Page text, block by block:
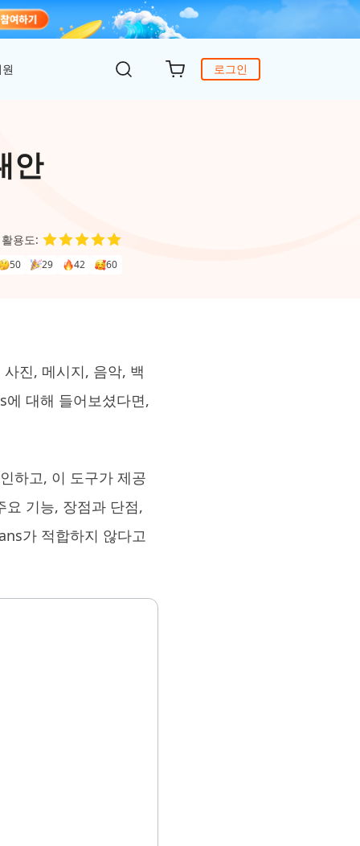
로그인
아이폰/안드로이드 WhatsApp 데이터 복구
4DDiG - 데이터 복구
Win/ Mac에서 삭제된 파일 복원
간편한 iOS 데이터 백업 및 관리
iTransGo - 폰 데이터 전송
안드로이드 아이폰으로 데이터 전송
에 윈도 문제 해결
- 윈도우용 PDF 편집기
Al를 사용하여 PDF 편집 및 최적화
Cleamio
하기
베이스
안
용도:
50 29 42 60
진, 메시지, 음악, 백
대해 들어보셨다면,
하고, 이 도구가 제공
기능, 장점과 단점,
가 적합하지 않다고